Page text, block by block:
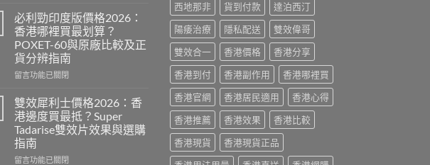
度
雙
效
偉
哥
效
副
作
用
與
香
港
而
鋼
香
港
價
格
全
攻
略：
印
度
版
必利勁印度版價格2026：
香港哪裡買最划算？
POXET-60與原廠比較及正
貨分辨指南
在
利
勁
印
度
版
價
留言功能已關閉
雙效犀利士價格2026：香
港邊度買最抵？Super
Tadarise雙效片效果與選購
指南
在
留言功能已關閉
西地那非
貨到付款
達泊西汀
陽痿治療
隱私配送
雙效偉哥
雙效合一
香港價格
香港分享
香港到付
香港副作用
香港哪裡買
香港官網
香港居民適用
香港心得
香港推薦
香港效果
香港比較
香港現貨
香港現貨正品